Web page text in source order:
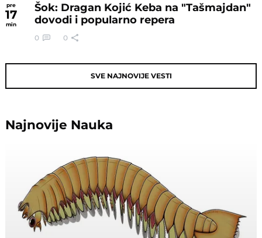
pre
17
min
Šok: Dragan Kojić Keba na "Tašmajdan"
dovodi i popularno repera
0 0
SVE NAJNOVIJE VESTI
Najnovije Nauka